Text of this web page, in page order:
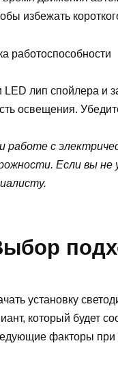
избежать
работоспособности
LED лип спойлера и
освещения.
работе с
Если вы не
установку
который будет
факторы